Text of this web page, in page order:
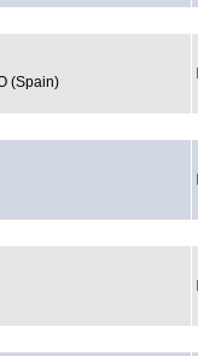
(Spain)